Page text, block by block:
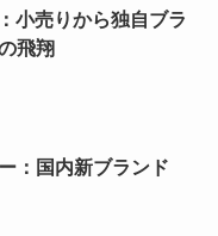
小売りから独自ブラ
飛翔
：国内新ブランド